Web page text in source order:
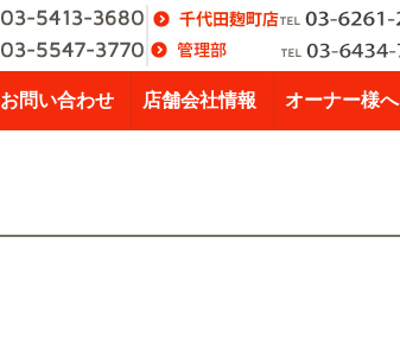
お問い合わせ 店舗会社情報 オーナー様へ